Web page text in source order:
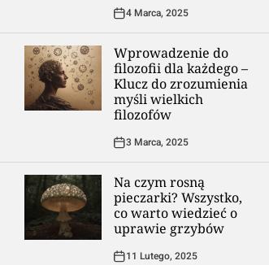
4 Marca, 2025
Wprowadzenie do
filozofii dla każdego –
Klucz do zrozumienia
myśli wielkich
filozofów
3 Marca, 2025
Na czym rosną
pieczarki? Wszystko,
co warto wiedzieć o
uprawie grzybów
11 Lutego, 2025